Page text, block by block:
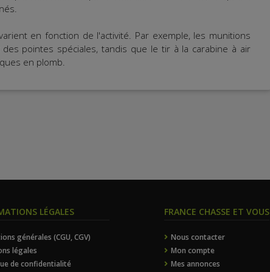
en fonction de l'activité. Par exemple, les munitions
pointes spéciales, tandis que le tir à la carabine à air
en plomb.
LÉGALES
générales (CGU, CGV)
légales
de confidentialité
FRANCE CHASSE ET VOUS
Nous contacter
Mon compte
Mes annonces